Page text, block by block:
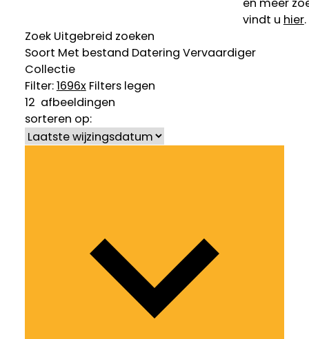
en meer
vindt u hier.
Zoek Uitgebreid zoeken
Soort Met bestand Datering Vervaardiger
Collectie
Filter:1696x Filters legen
12 afbeeldingen
sorteren op: